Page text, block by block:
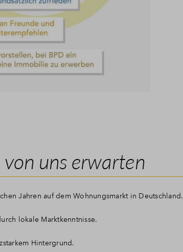
uns erwarten
Jahren auf dem Wohnungsmarkt in Deutschland.
lokale Marktkenntnisse.
Hintergrund.